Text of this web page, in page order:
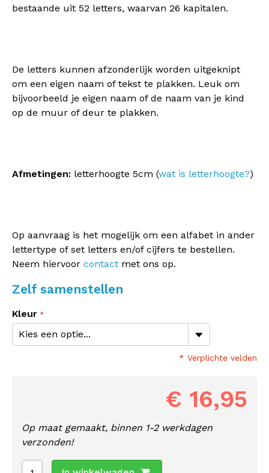
bestaande uit 52 letters, waarvan 26 kapitalen.
De letters kunnen afzonderlijk worden uitgeknipt
om een eigen naam of tekst te plakken. Leuk om
bijvoorbeeld je eigen naam of de naam van je kind
op de muur of deur te plakken.
Afmetingen: letterhoogte 5cm (wat is letterhoogte?)
Op aanvraag is het mogelijk om een alfabet in ander
lettertype of set letters en/of cijfers te bestellen.
Neem hiervoor contact met ons op.
Zelf samenstellen
Kleur
* Verplichte velden
€ 16,95
Op maat gemaakt, binnen 1-2 werkdagen
verzonden!